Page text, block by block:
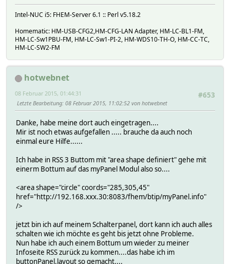
Intel-NUC i5: FHEM-Server 6.1 :: Perl v5.18.2
Homematic: HM-USB-CFG2,HM-CFG-LAN Adapter, HM-LC-BL1-FM,
HM-LC-Sw1PBU-FM, HM-LC-Sw1-PI-2, HM-WDS10-TH-O, HM-CC-TC,
HM-LC-SW2-FM
hotwebnet
#653
08 Februar 2015, 01:44:31
Letzte Bearbeitung: 08 Februar 2015, 11:02:52 von hotwebnet
Danke, habe meine dort auch eingetragen....
Mir ist noch etwas aufgefallen ..... brauche da auch noch
einmal eure Hilfe......
Ich habe in RSS 3 Buttom mit "area shape definiert" gehe mit
einerm Bottum auf das myPanel Modul also so....
<area shape="circle" coords="285,305,45"
href="http://192.168.xxx.30:8083/fhem/btip/myPanel.info"
/>
jetzt bin ich auf meinem Schalterpanel, dort kann ich auch alles
schalten wie ich möchte es geht bis jetzt ohne Probleme.
Nun habe ich auch einem Bottum um wieder zu meiner
Infoseite RSS zurück zu kommen....das habe ich im
buttonPanel.layout so gemacht....